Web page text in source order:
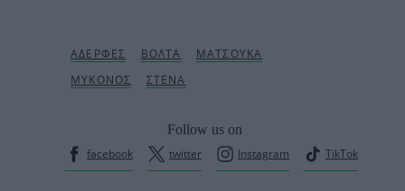
Follow us on
facebook
twitter Instagram TikTok